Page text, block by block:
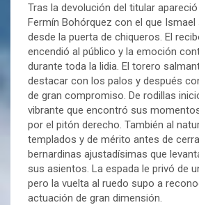
Tras la devolución del titular
Fermín Bohórquez con el que
desde la puerta de chiqueros. El
encendió al público y la emoción
durante toda la lidia. El torero
destacar con los palos y después
de gran compromiso. De rodillas
vibrante que encontró sus
por el pitón derecho. También al
templados y de mérito antes de
bernardinas ajustadísimas que
sus asientos. La espada le privó de
pero la vuelta al ruedo supo a
actuación de gran dimensión.